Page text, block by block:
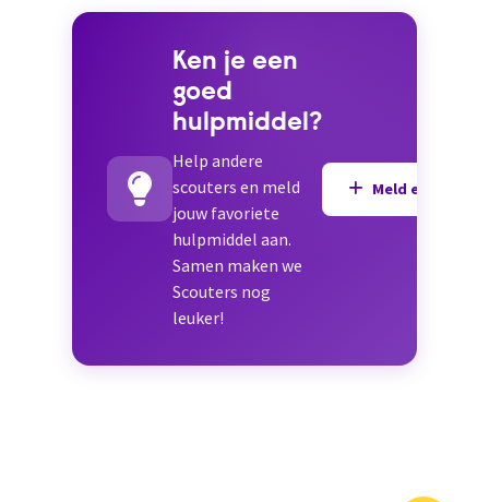
Ken je een
goed
hulpmiddel?
Help andere
scouters en meld
jouw favoriete
hulpmiddel aan.
Samen maken we
Scouters nog
leuker!
Meld een